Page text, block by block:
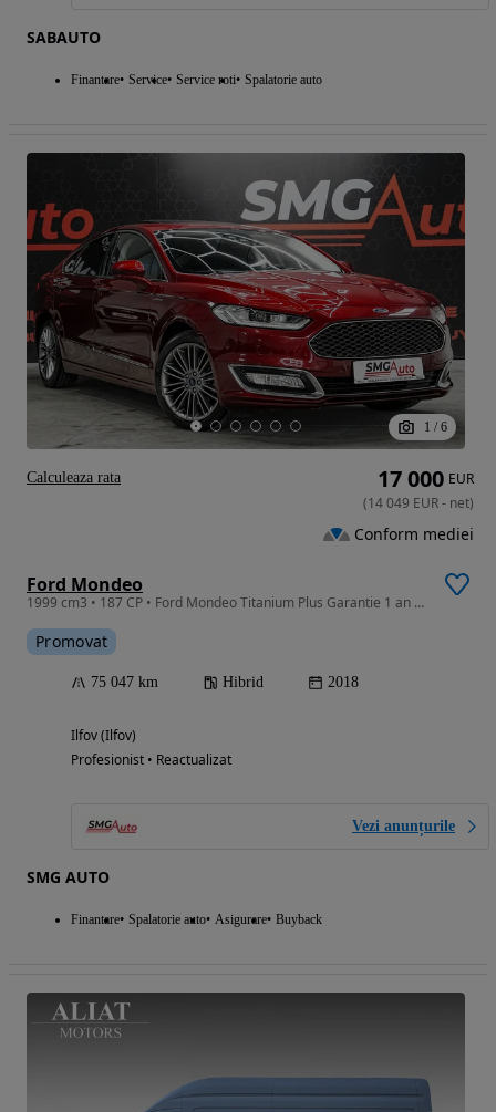
SABAUTO
Finantare Service Service roti Spalatorie auto
1 / 6
Ford Mondeo
1999 cm3 • 187 CP • Ford Mondeo Titanium Plus Garantie 1 an / Tva Deductibil / Leasing
Promovat
75 047 km Hibrid 2018
Ilfov (Ilfov)
Profesionist • Reactualizat
Vezi anunțurile
SMG AUTO
Finantare Spalatorie auto Asigurare Buyback
17 000 EUR
(14 049 EUR- net)
Conform mediei
Calculeaza rata